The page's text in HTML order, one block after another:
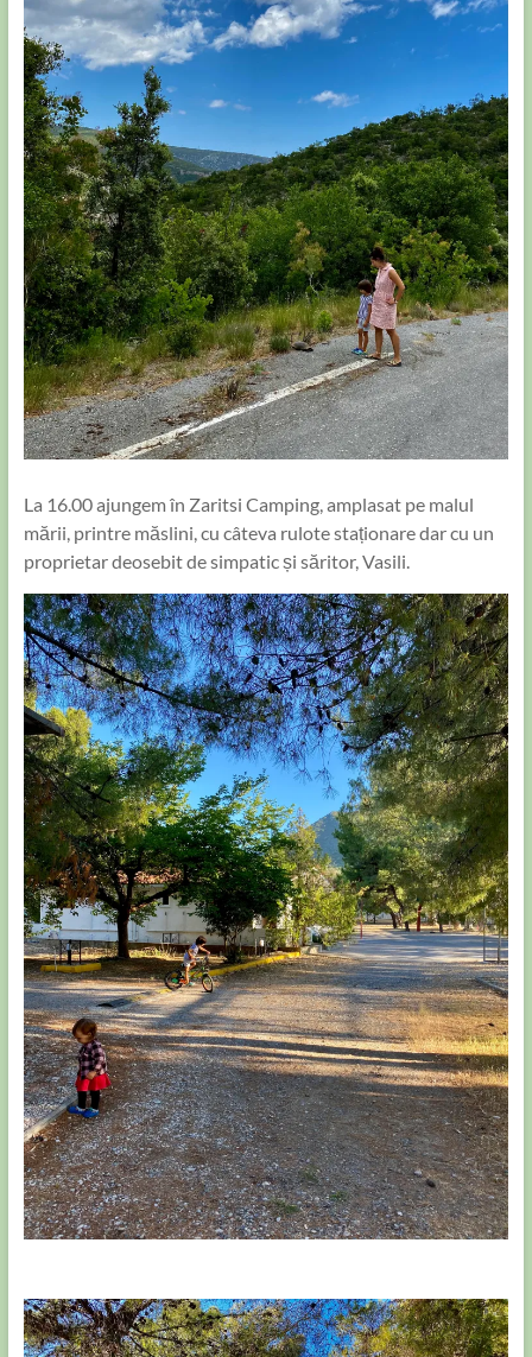
La 16.00 ajungem în Zaritsi Camping, amplasat pe malul
mării, printre măslini, cu câteva rulote staționare dar cu un
proprietar deosebit de simpatic și săritor, Vasili.